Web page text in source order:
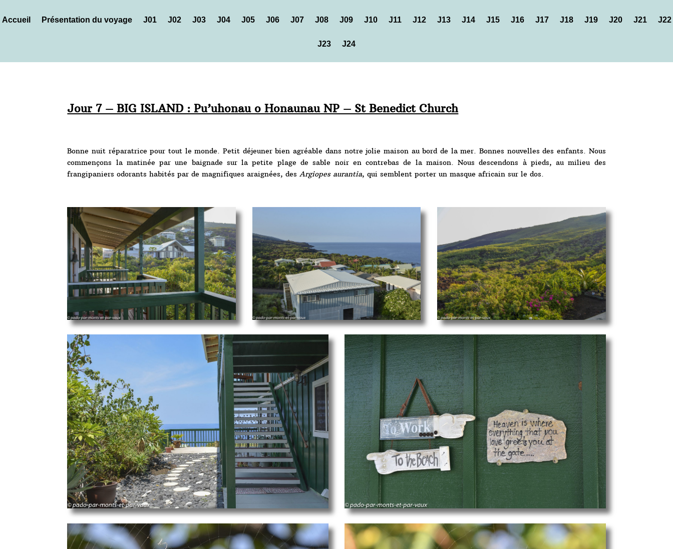
Accueil Présentation du voyage J01 J02 J03 J04 J05 J06 J07 J08 J09 J10 J11 J12 J13 J14 J15 J16 J17 J18 J19 J20 J21 J22
J23 J24
Jour 7 – BIG ISLAND : Pu’uhonau o Honaunau NP – St Benedict Church
Bonne nuit réparatrice pour tout le monde. Petit déjeuner bien agréable dans notre jolie maison au bord de la mer. Bonnes nouvelles des enfants. Nous
commençons la matinée par une baignade sur la petite plage de sable noir en contrebas de la maison. Nous descendons à pieds, au milieu des
frangipaniers odorants habités par de magnifiques araignées, desArgiopes aurantia, qui semblent porter un masque africain sur le dos.